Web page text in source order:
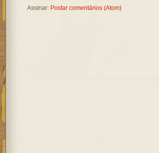
Assinar: Postar comentários (Atom)